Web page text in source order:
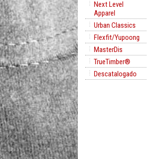
Next Level
Apparel
Urban Classics
Flexfit/Yupoong
MasterDis
TrueTimber®
Descatalogado